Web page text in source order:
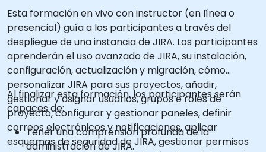
Esta formación en vivo con instructor (en línea o
presencial) guía a los participantes a través del
despliegue de una instancia de JIRA. Los participantes
aprenderán el uso avanzado de JIRA, su instalación,
configuración, actualización y migración, cómo
personalizar JIRA para sus proyectos, añadir,
gestionar y asignar usuarios, grupos e roles de
proyecto, configurar y gestionar paneles, definir
correos electrónicos y notificaciones, aplicar
esquemas de seguridad de JIRA, gestionar permisos
Al finalizar esta formación, los participantes serán
capaces de:
Tener una comprensión profunda de la
administración de JIRA.